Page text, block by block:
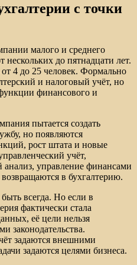
с точки
малого и среднего
нескольких до пятнадцати лет.
4 до 25 человек. Формально
и налоговый учёт, но
финансового и
пытается создать
но появляются
рост штата и новые
учёт,
управление финансами
в бухгалтерию.
всегда. Но если в
фактически стала
её цели нельзя
законодательства.
задаются внешними
задаются целями бизнеса.